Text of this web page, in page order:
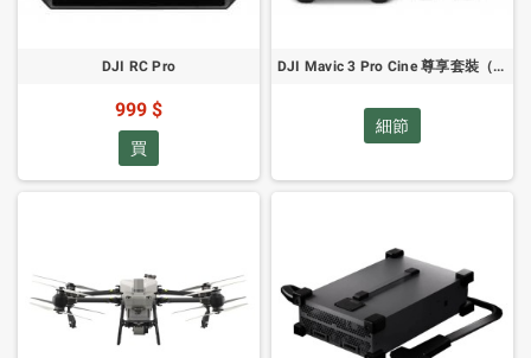
DJI RC Pro
999 $
買
DJI Mavic 3 Pro Cine 尊享套裝（DJI RC Pro）
細節